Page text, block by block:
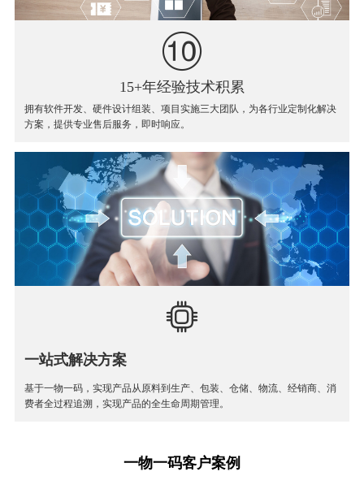
15+年经验技术积累
拥有软件开发、硬件设计组装、项目实施三大团队，为各行业定制化解决
方案，提供专业售后服务，即时响应。
一站式解决方案
基于一物一码，实现产品从原料到生产、包装、仓储、物流、经销商、消
费者全过程追溯，实现产品的全生命周期管理。
一物一码客户案例